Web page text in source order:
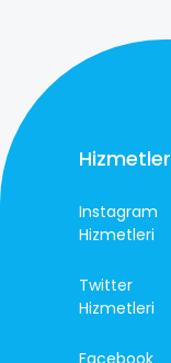
Hizmetler
Instagram
Hizmetleri
Twitter
Hizmetleri